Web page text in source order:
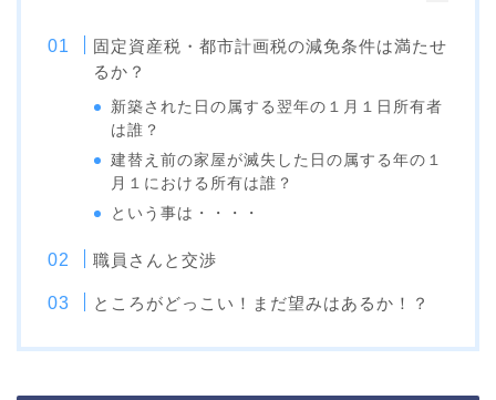
固定資産税・都市計画税の減免条件は満たせ
るか？
新築された日の属する翌年の１月１日所有者
は誰？
建替え前の家屋が滅失した日の属する年の１
月１における所有は誰？
という事は・・・・
職員さんと交渉
ところがどっこい！まだ望みはあるか！？